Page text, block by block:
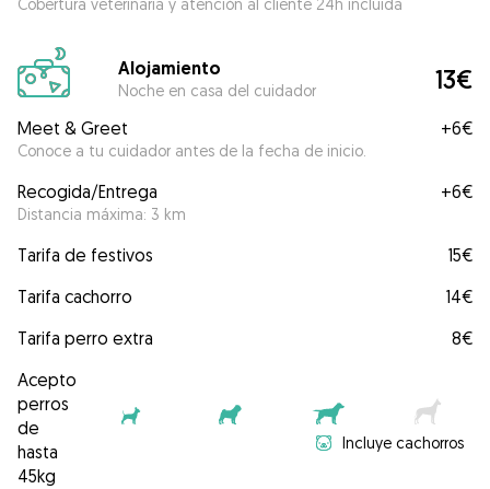
Cobertura veterinaria y atención al cliente 24h incluida
Alojamiento
Noche en casa del cuidador 13€
Meet & Greet
Conoce a tu cuidador antes de la fecha de inicio.
+6€
Recogida/Entrega
Distancia máxima: 3 km
+6€
Tarifa de festivos
15€
Tarifa cachorro
14€
Tarifa perro extra
8€
Acepto
perros
de
hasta
45kg
Incluye cachorros